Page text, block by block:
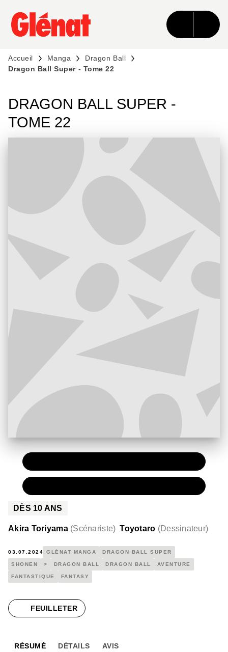
MENU RECHERCHE CONTENU
PIED DE PAGE
Accueil Manga
Dragon Ball
Dragon Ball Super - Tome 22
DRAGON BALL SUPER -
TOME 22
DÈS 10 ANS
Akira Toriyama (Scénariste) Toyotaro (Dessinateur)
03.07.2024 GLÉNAT MANGA DRAGON BALL SUPER
SHONEN > DRAGON BALL DRAGON BALL AVENTURE
FANTASTIQUE FANTASY
FEUILLETER
RÉSUMÉ DÉTAILS AVIS